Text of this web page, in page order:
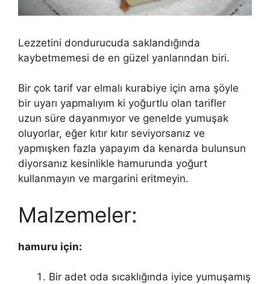
Lezzetini dondurucuda saklandığında
kaybetmemesi de en güzel yanlarından biri.
Bir çok tarif var elmalı kurabiye için ama şöyle
bir uyarı yapmalıyım ki yoğurtlu olan tarifler
uzun süre dayanmıyor ve genelde yumuşak
oluyorlar, eğer kıtır kıtır seviyorsanız ve
yapmışken fazla yapayım da kenarda bulunsun
diyorsanız kesinlikle hamurunda yoğurt
kullanmayın ve margarini eritmeyin.
Malzemeler:
hamuru için:
Bir adet oda sıcaklığında iyice yumuşamış